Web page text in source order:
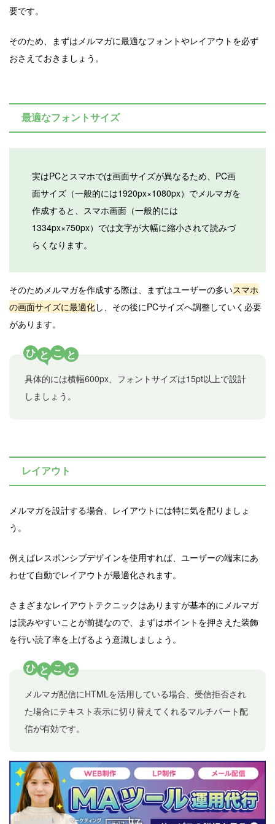
要です。
そのため、まずはメルマガに最適なフォントやレイアウトを必ず
おさえておきましょう。
最適なフォントサイズ
実はPCとスマホでは画面サイズが異なるため、PC画
面サイズ（一般的には1920px×1080px）でメルマガを
作成すると、スマホ画面（一般的には
1334px×750px）では文字が大幅に縮小されて読みづ
らくなります。
そのためメルマガを作成する際は、まずはユーザーの多いスマホ
の画面サイズに最適化し、その後にPCサイズへ調整していく必要
があります。
ひ と こ と
具体的には横幅600px、フォントサイズは15pt以上で設計
しましょう。
レイアウト
メルマガを設計する場合、レイアウトには特に気を配りましょ
う。
例えばレスポンシブデザインを使用すれば、ユーザーの端末にあ
わせて自動でレイアウトが最適化されます。
さまざまなレイアウトテクニックはありますが基本的にメルマガ
は読みやすいことが前提なので、まずはポイントを押さえた装飾
を行い読了率を上げるよう意識しましょう。
ひ と こ と
メルマガ配信にHTMLを活用している場合、受信拒否され
た場合にテキスト表示に切り替えてくれるマルチパート配
信が有効です。